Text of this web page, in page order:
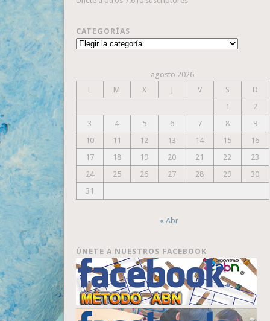
CATEGORÍAS
Categorías
agosto 2026
L
M X J V S
D
1
2
3
4 5 6 7 8
9
10
11 12 13 14 15
16
17
18 19 20 21 22
23
24
25 26 27 28 29
30
31
« Abr
ÚNETE A NUESTROS FACEBOOK